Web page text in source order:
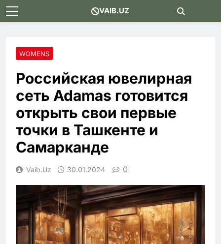
Skip
to
VAIB.UZ
WOMENS
Российская ювелирная
сеть Adamas готовится
открыть свои первые
точки в Ташкенте и
Самарканде
Vaib.uz 30.01.2024 0